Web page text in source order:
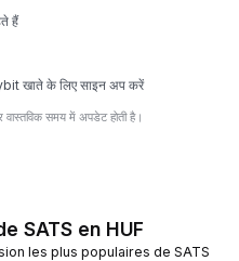
हैं
खाते के लिए साइन अप करें
समय में अपडेट होती है।
SATS en HUF
les plus populaires de SATS